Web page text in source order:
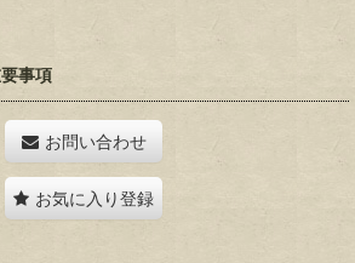
事項
お問い合わせ
お気に入り登録